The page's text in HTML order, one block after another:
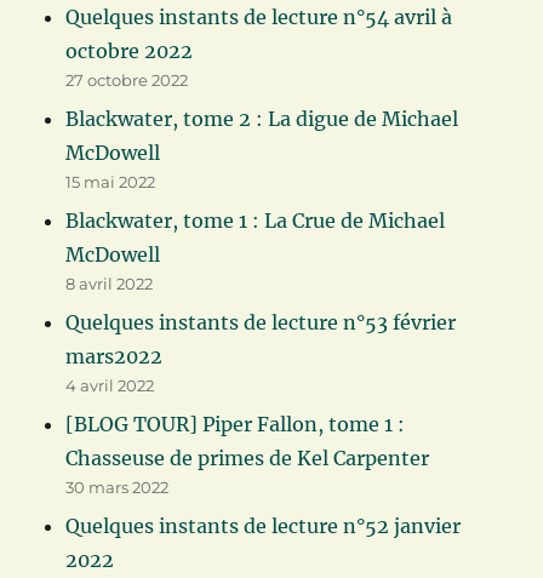
Quelques instants de lecture n°54 avril à
octobre 2022
27 octobre 2022
Blackwater, tome 2 : La digue de Michael
McDowell
15 mai 2022
Blackwater, tome 1 : La Crue de Michael
McDowell
8 avril 2022
Quelques instants de lecture n°53 février
mars2022
4 avril 2022
[BLOG TOUR] Piper Fallon, tome 1 :
Chasseuse de primes de Kel Carpenter
30 mars 2022
Quelques instants de lecture n°52 janvier
2022